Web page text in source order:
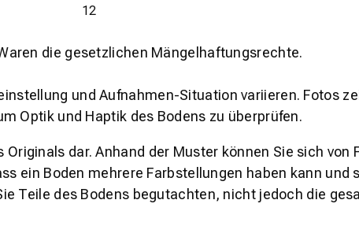
12
die gesetzlichen Mängelhaftungsrechte.
und Aufnahmen-Situation variieren. Fotos
Optik und Haptik des Bodens zu überprüfen.
dar. Anhand der Muster können Sie sich
ein Boden mehrere Farbstellungen haben kann
Teile des Bodens begutachten, nicht jedoch die